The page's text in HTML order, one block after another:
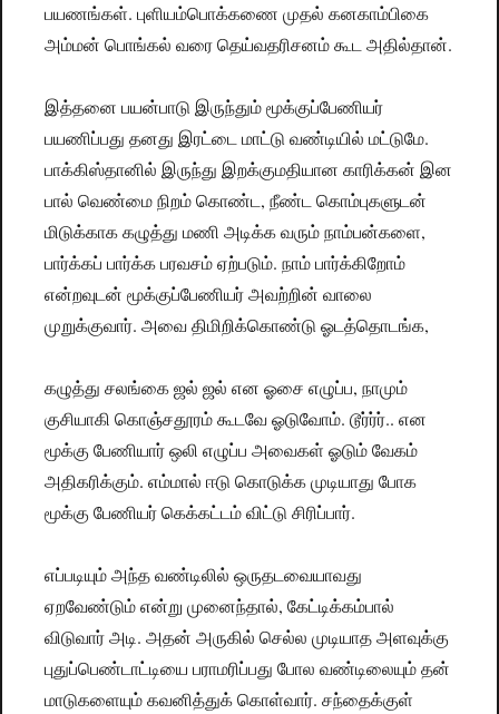
பயணங்கள். புளியம்பொக்கணை முதல் கனகாம்பிகை
அம்மன் பொங்கல் வரை தெய்வதரிசனம் கூட அதில்தான்.
இத்தனை பயன்பாடு இருந்தும் மூக்குப்பேணியர்
பயணிப்பது தனது இரட்டை மாட்டு வண்டியில் மட்டுமே.
பாக்கிஸ்தானில் இருந்து இறக்குமதியான காரிக்கன் இன
பால் வெண்மை நிறம் கொண்ட, நீண்ட கொம்புகளுடன்
மிடுக்காக கழுத்து மணி அடிக்க வரும் நாம்பன்களை,
பார்க்கப் பார்க்க பரவசம் ஏற்படும். நாம் பார்க்கிறோம்
என்றவுடன் மூக்குப்பேணியர் அவற்றின் வாலை
முறுக்குவார். அவை திமிறிக்கொண்டு ஓடத்தொடங்க,
கழுத்து சலங்கை ஜல் ஜல் என ஓசை எழுப்ப, நாமும்
குசியாகி கொஞ்சதூரம் கூடவே ஓடுவோம். டூர்ர்ர்.. என
மூக்கு பேணியார் ஒலி எழுப்ப அவைகள் ஓடும் வேகம்
அதிகரிக்கும். எம்மால் ஈடு கொடுக்க முடியாது போக
மூக்கு பேணியர் கெக்கட்டம் விட்டு சிரிப்பார்.
எப்படியும் அந்த வண்டிலில் ஒருதடவையாவது
ஏறவேண்டும் என்று முனைந்தால், கேட்டிக்கம்பால்
விடுவார் அடி. அதன் அருகில் செல்ல முடியாத அளவுக்கு
புதுப்பெண்டாட்டியை பராமரிப்பது போல வண்டிலையும் தன்
மாடுகளையும் கவனித்துக் கொள்வார். சந்தைக்குள்